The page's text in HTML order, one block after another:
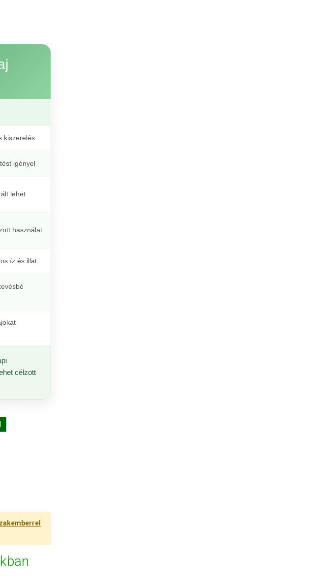
kiszerelés
igényel
lehet
használat
íz és illat
célzott